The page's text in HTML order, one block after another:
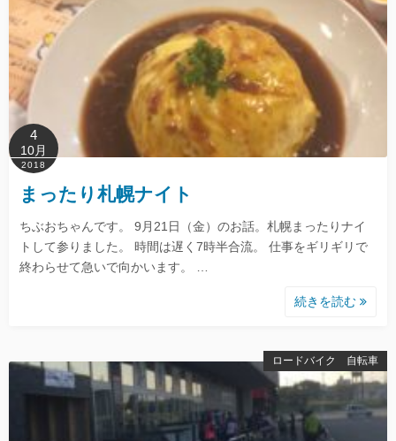
4
10月
2018
まったり札幌ナイト
ちぶおちゃんです。 9月21日（金）のお話。札幌まったりナイ
トして参りました。 時間は遅く7時半合流。 仕事をギリギリで
終わらせて急いで向かいます。 …
続きを読む
ロードバイク 自転車